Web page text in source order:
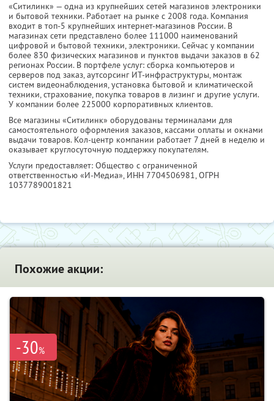
«Ситилинк» — одна из крупнейших сетей магазинов электроники
и бытовой техники. Работает на рынке с 2008 года. Компания
входит в топ-5 крупнейших интернет-магазинов России. В
магазинах сети представлено более 111000 наименований
цифровой и бытовой техники, электроники. Сейчас у компании
более 830 физических магазинов и пунктов выдачи заказов в 62
регионах России. В портфеле услуг: сборка компьютеров и
серверов под заказ, аутсорсинг ИТ-инфраструктуры, монтаж
систем видеонаблюдения, установка бытовой и климатической
техники, страхование, покупка товаров в лизинг и другие услуги.
У компании более 225000 корпоративных клиентов.
Все магазины «Ситилинк» оборудованы терминалами для
самостоятельного оформления заказов, кассами оплаты и окнами
выдачи товаров. Кол-центр компании работает 7 дней в неделю и
оказывает круглосуточную поддержку покупателям.
Услуги предоставляет: Общество с ограниченной
ответственностью «И-Медиа», ИНН 7704506981, ОГРН
1037789001821
Похожие акции:
-30%